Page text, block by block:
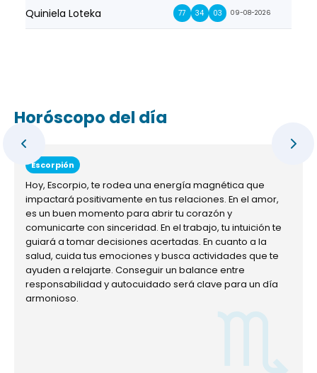
Quiniela Loteka 77 34 03 09-08-2026
Horóscopo del día
Escorpión
Hoy, Escorpio, te rodea una energía magnética que
impactará positivamente en tus relaciones. En el amor,
es un buen momento para abrir tu corazón y
comunicarte con sinceridad. En el trabajo, tu intuición te
guiará a tomar decisiones acertadas. En cuanto a la
salud, cuida tus emociones y busca actividades que te
ayuden a relajarte. Conseguir un balance entre
responsabilidad y autocuidado será clave para un día
armonioso.